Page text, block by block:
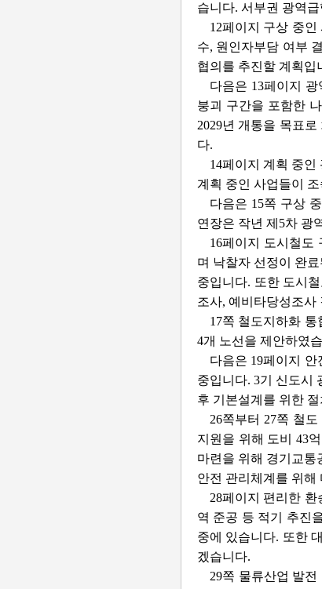
습니다. 서부권 광역
12페이지 구상 중
수, 원인자부담 여부
협의를 추진할 계획입
다음은 13페이지
붕괴 구간을 포함한
2029년 개통을 목표
다.
14페이지 계획 중
계획 중인 사업들이
다음은 15쪽 구상
연장은 작년 제5차 광
16페이지 도시철도
며 낙찰자 선정이 완
중입니다. 또한 도시
조사, 예비타당성조사
17쪽 철도지하화
4개 노선을 제안하였
다음은 19페이지
중입니다. 3기 신도시
후 기본설계를 위한
26쪽부터 27쪽 철
지원을 위해 도비 43
마련을 위해 경기교통
안전 관리체계를 위해
28페이지 편리한
역 준공 등 적기 추진
중에 있습니다. 또한
겠습니다.
29쪽 물류산업 발